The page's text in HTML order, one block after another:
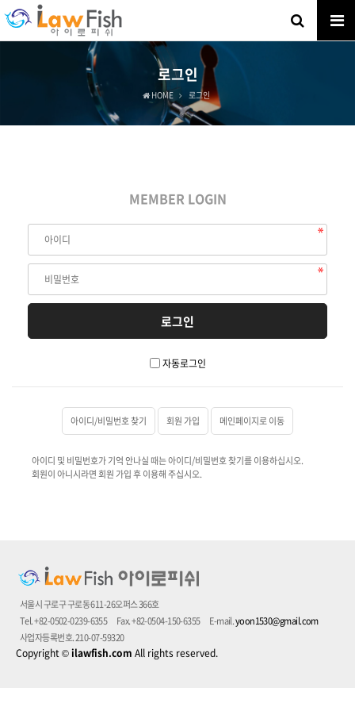
로그인
HOME 로그인
MEMBER LOGIN
자동로그인
아이디/비밀번호 찾기 회원 가입 메인페이지로 이동
아이디 및 비밀번호가 기억 안나실 때는 아이디/비밀번호 찾기를 이용하십시오.
회원이 아니시라면 회원 가입 후 이용해 주십시오.
서울시 구로구 구로동 611-26오퍼스 366호
Tel. +82-0502-0239-6355
Fax. +82-0504-150-6355 E-mail.yoon1530@gmail.com
사업자등록번호. 210-07-59320
Copyright©ilawfish.com All rights reserved.